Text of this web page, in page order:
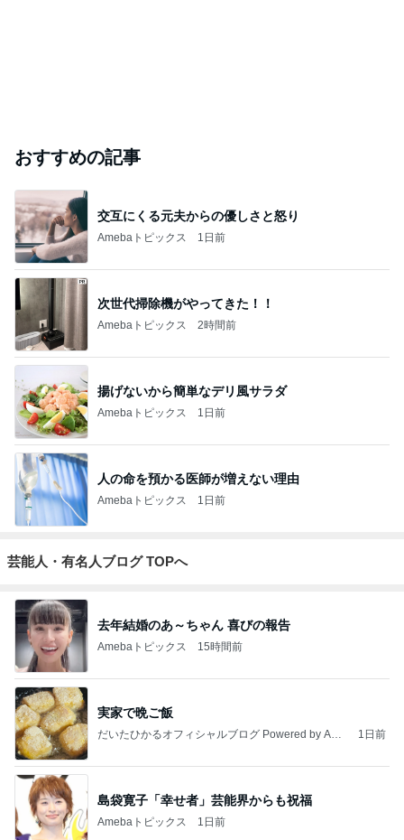
おすすめの記事
交互にくる元夫からの優しさと怒り
Amebaトピックス 1日前
次世代掃除機がやってきた！！
Amebaトピックス 2時間前
揚げないから簡単なデリ風サラダ
Amebaトピックス 1日前
人の命を預かる医師が増えない理由
Amebaトピックス 1日前
芸能人・有名人ブログ TOPへ
去年結婚のあ～ちゃん 喜びの報告
Amebaトピックス 15時間前
実家で晩ご飯
だいたひかるオフィシャルブログ Powered by Ame
1日前
島袋寛子「幸せ者」芸能界からも祝福
Amebaトピックス 1日前